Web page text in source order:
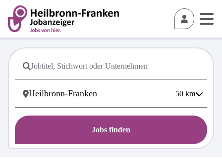
50 km
Jobs finden